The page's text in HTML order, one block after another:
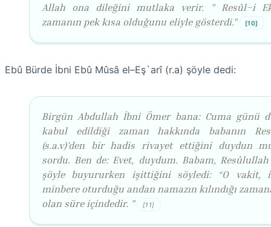
Allah ona dileğini mutlaka verir. ” Resûl–i
zamanın pek kısa olduğunu eliyle gösterdi.”
[10]
Ebû Bürde İbni Ebû Mûsâ el–Eş`arî (r.a) şöyle dedi:
Birgün Abdullah İbni Ömer bana: Cuma günü
kabul edildiği zaman hakkında babanın
(s.a.v)’den bir hadis rivayet ettiğini duydun
sordu. Ben de: Evet, duydum. Babam, Resûlullah
şöyle buyururken işittiğini söyledi: “O vakit,
minbere oturduğu andan namazın kılındığı
olan süre içindedir. ”
[11]